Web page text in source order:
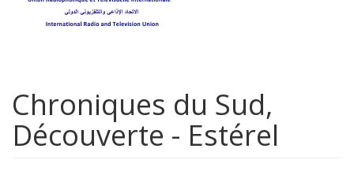
Chroniques du Sud,
Découverte - Estérel